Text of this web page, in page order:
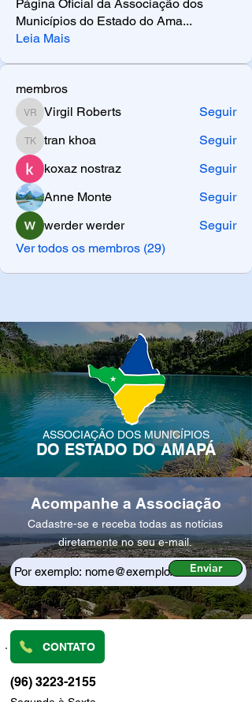
Página Oficial da Associação dos
Municípios do Estado do Ama...
Leia Mais
membros
Virgil Roberts
Virgil Roberts Seguir
tran khoa
tran khoa
Seguir
koxaz nostraz
Seguir
Anne Monte
Seguir
werder werder
Seguir
Ver todos os membros (29)
ASSOCIAÇÃO DOS MUNICÍPIOS
DO ESTADO DO AMAPÁ
Acompanhe a Associação
Cadastre-se e receba todas as notícias
diretamente no seu e-mail.
Enviar
(96) 3223-2155
CONTATO